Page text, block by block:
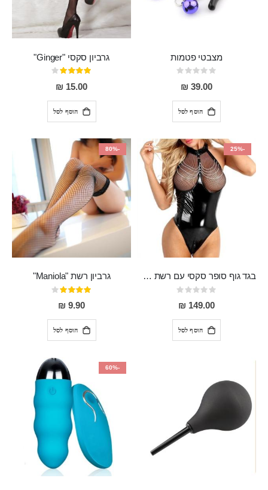
מצבטי פטמות
Rating:
0%
39.00 ₪
הוסף לסל
גרביון סקסי "Ginger"
דירוג:
80%
15.00 ₪
הוסף לסל
-25%
בגד גוף סופר סקסי עם רשת שקופה בחזה ושרשרות מלמעלה וריצרץ מלמטה Pan במפשעה
Rating:
0%
149.00 ₪
הוסף לסל
-80%
גרביון רשת "Maniola"
דירוג:
80%
9.90 ₪
הוסף לסל
-60%